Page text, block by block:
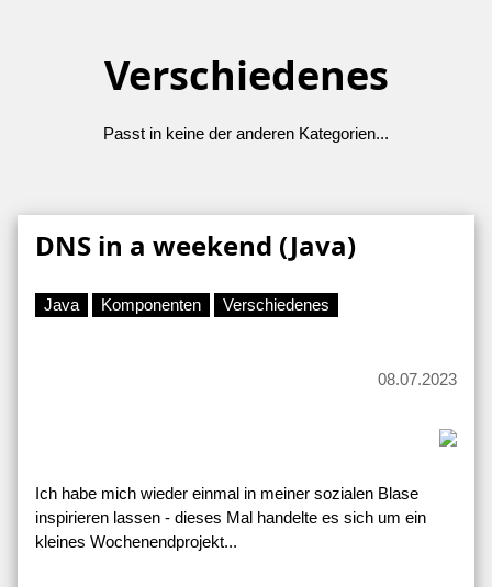
Verschiedenes
Passt in keine der anderen Kategorien...
DNS in a weekend (Java)
Java Komponenten Verschiedenes
08.07.2023
Ich habe mich wieder einmal in meiner sozialen Blase
inspirieren lassen - dieses Mal handelte es sich um ein
kleines Wochenendprojekt...